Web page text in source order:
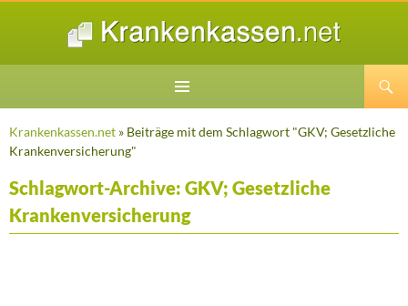
SPRINGEN
Krankenkassen.net » Beiträge mit dem Schlagwort "GKV; Gesetzliche
Krankenversicherung"
Schlagwort-Archive: GKV; Gesetzliche
Krankenversicherung